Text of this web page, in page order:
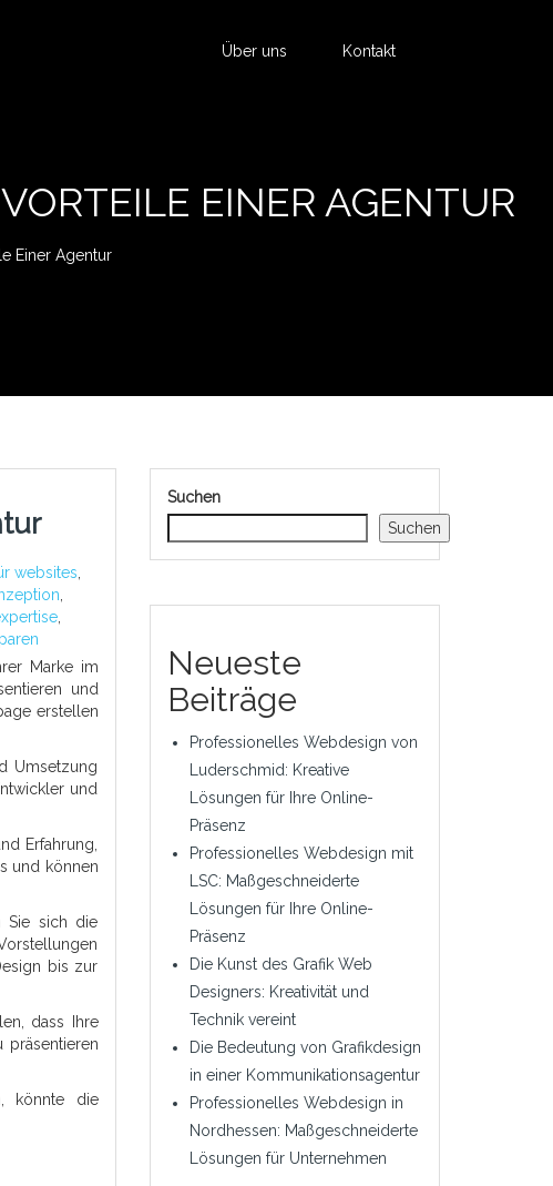
Über uns Kontakt
EINER AGENTUR
Einer Agentur
websites
Marke im
und
erstellen
Umsetzung
und
Erfahrung,
und können
Sie sich die
bis zur
dass Ihre
könnte die
Suchen
Suchen
Neueste
Beiträge
Professionelles Webdesign von
Luderschmid: Kreative
Lösungen für Ihre Online-
Präsenz
Professionelles Webdesign mit
LSC: Maßgeschneiderte
Lösungen für Ihre Online-
Präsenz
Die Kunst des Grafik Web
Designers: Kreativität und
Technik vereint
Die Bedeutung von Grafikdesign
in einer Kommunikationsagentur
Professionelles Webdesign in
Nordhessen: Maßgeschneiderte
Lösungen für Unternehmen